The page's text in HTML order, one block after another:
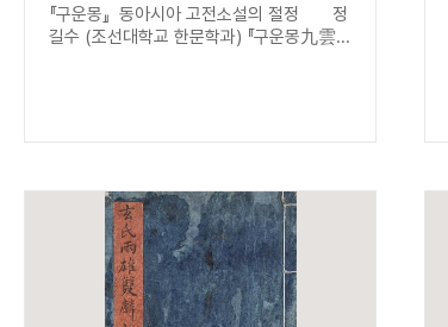
『구운몽』 동아시아 고전소설의 절정 정
길수 (조선대학교 한문학과) 『구운몽九雲...